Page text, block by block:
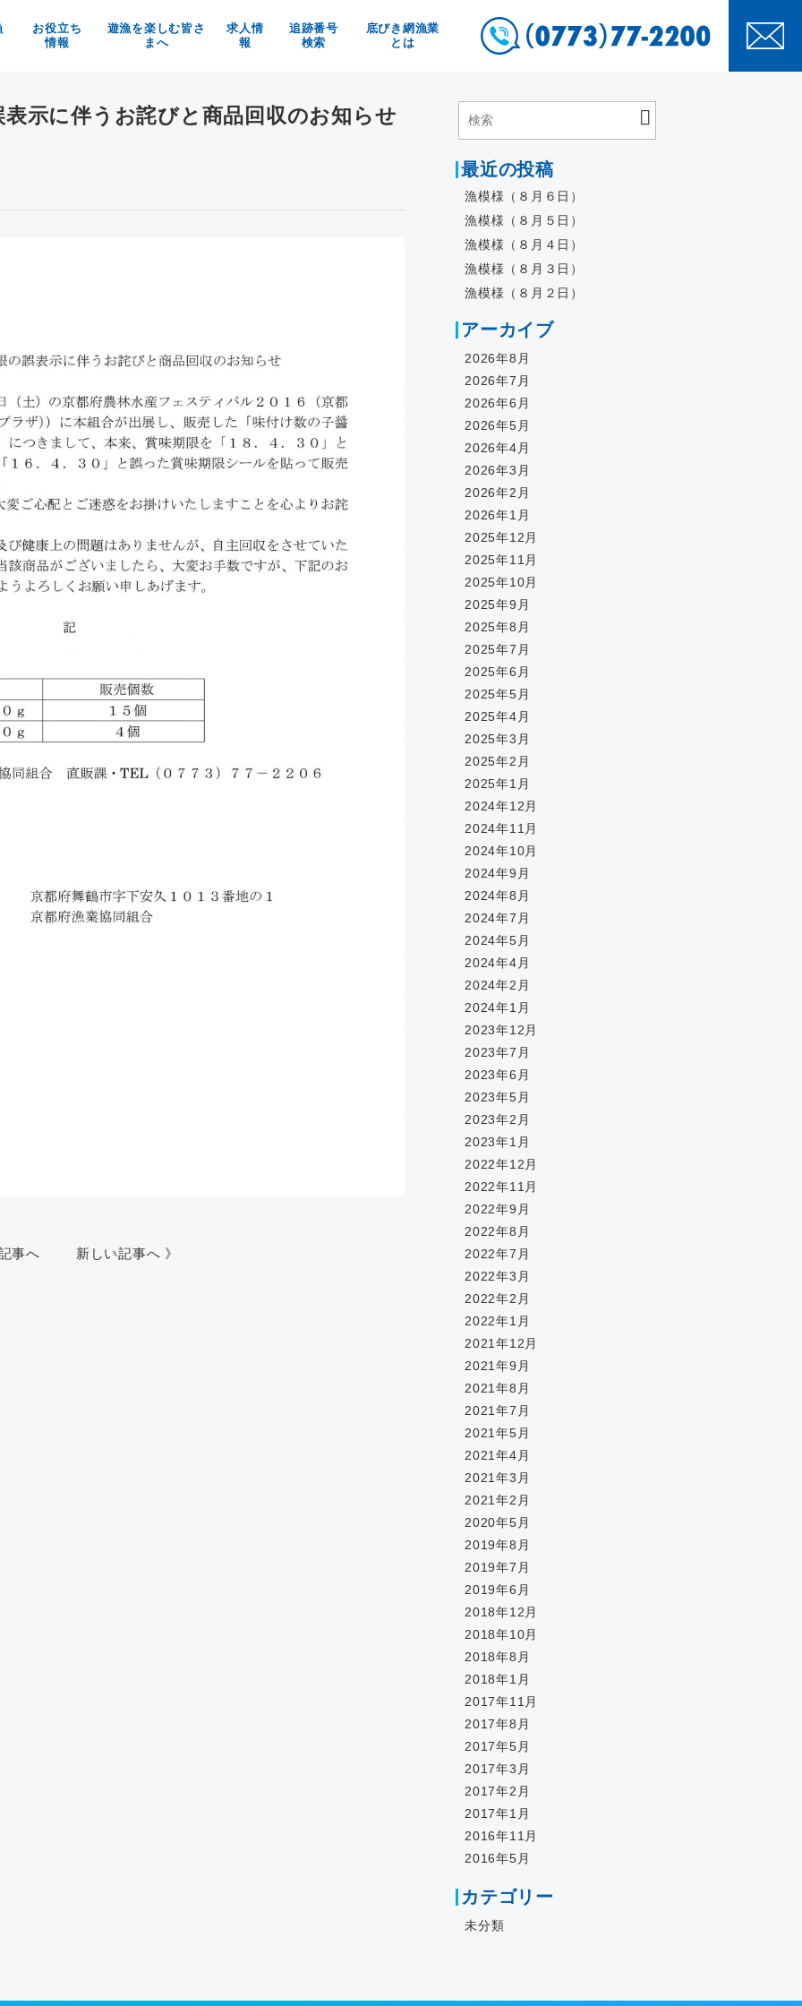
お役立ち
情報
魚料理レシピ
遊漁を楽しむ皆さ
まへ
求人情
報
マイナビ
追跡番号
検索
底びき網漁業
とは
示に伴うお詫びと商品回収のお知らせ
事へ 新しい記事へ 》
最近の投稿
漁模様（８月６日）
漁模様（８月５日）
漁模様（８月４日）
漁模様（８月３日）
漁模様（８月２日）
アーカイブ
2026年8月
2026年7月
2026年6月
2026年5月
2026年4月
2026年3月
2026年2月
2026年1月
2025年12月
2025年11月
2025年10月
2025年9月
2025年8月
2025年7月
2025年6月
2025年5月
2025年4月
2025年3月
2025年2月
2025年1月
2024年12月
2024年11月
2024年10月
2024年9月
2024年8月
2024年7月
2024年5月
2024年4月
2024年2月
2024年1月
2023年12月
2023年7月
2023年6月
2023年5月
2023年2月
2023年1月
2022年12月
2022年11月
2022年9月
2022年8月
2022年7月
2022年3月
2022年2月
2022年1月
2021年12月
2021年9月
2021年8月
2021年7月
2021年5月
2021年4月
2021年3月
2021年2月
2020年5月
2019年8月
2019年7月
2019年6月
2018年12月
2018年10月
2018年8月
2018年1月
2017年11月
2017年8月
2017年5月
2017年3月
2017年2月
2017年1月
2016年11月
2016年5月
カテゴリー
未分類